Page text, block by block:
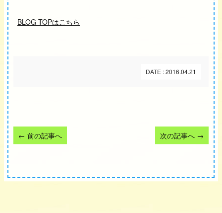
BLOG TOPはこちら
DATE : 2016.04.21
← 前の記事へ 次の記事へ →